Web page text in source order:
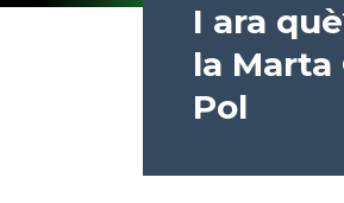
I ara
la Marta
Pol